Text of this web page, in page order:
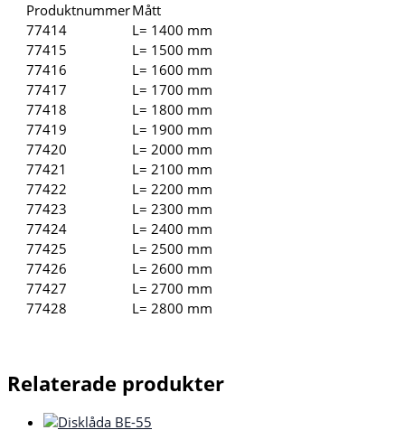
ProduktnummerMått
77414
L= 1400 mm
77415
L= 1500 mm
77416
L= 1600 mm
77417
L= 1700 mm
77418
L= 1800 mm
77419
L= 1900 mm
77420
L= 2000 mm
77421
L= 2100 mm
77422
L= 2200 mm
77423
L= 2300 mm
77424
L= 2400 mm
77425
L= 2500 mm
77426
L= 2600 mm
77427
L= 2700 mm
77428
L= 2800 mm
Relaterade produkter